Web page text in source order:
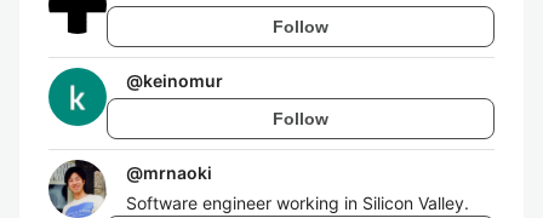
Follow
@keinomur
Follow
@mrnaoki
Software engineer working in Silicon Valley.